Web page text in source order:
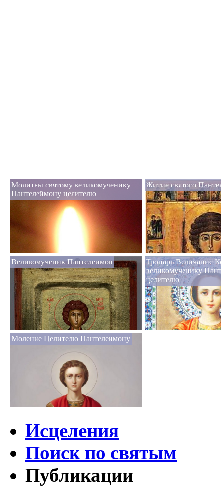
Молитвы святому великомученику
Пантелеймону целителю
Житие святого
Великомученик Пантелеимон
Тропарь Величание
великомученику
целителю
Моление Целителю Пантелеимону
Исцеления
Поиск по святым
Публикации